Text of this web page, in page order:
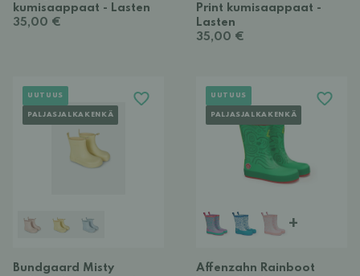
kumisaappaat - Lasten
35,00 €
Print kumisaappaat -
Lasten
35,00 €
UUTUUS
PALJASJALKAKENKÄ
Bundgaard Misty
+
UUTUUS
PALJASJALKAKENKÄ
Affenzahn Rainboot